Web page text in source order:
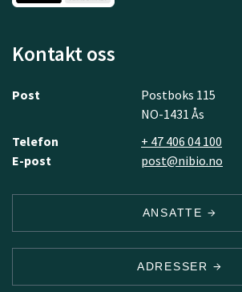
Kontakt oss
Post
Postboks 115
NO-1431 Ås
Telefon
+ 47 406 04 100
E-post
post@nibio.no
ANSATTE
ADRESSER